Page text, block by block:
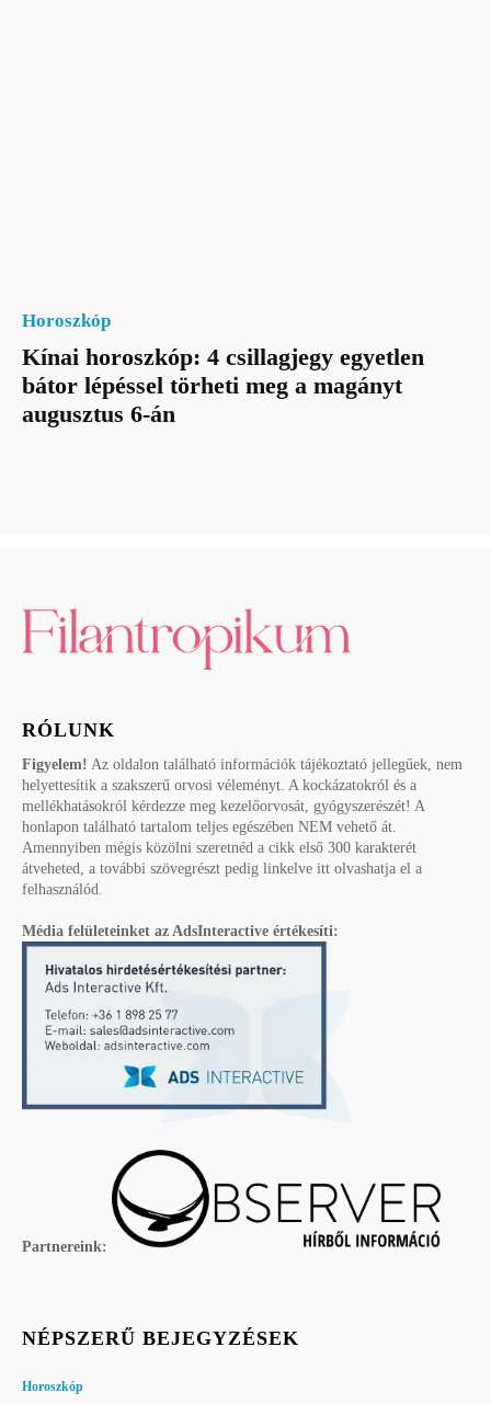
Horoszkóp
Kínai horoszkóp: 4 csillagjegy egyetlen
bátor lépéssel törheti meg a magányt
augusztus 6-án
RÓLUNK
Figyelem! Az oldalon található információk tájékoztató jellegűek, nem
helyettesítik a szakszerű orvosi véleményt. A kockázatokról és a
mellékhatásokról kérdezze meg kezelőorvosát, gyógyszerészét! A
honlapon található tartalom teljes egészében NEM vehető át.
Amennyiben mégis közölni szeretnéd a cikk első 300 karakterét
átveheted, a további szövegrészt pedig linkelve itt olvashatja el a
felhasználód.
Média felületeinket az AdsInteractive értékesíti:
Partnereink:
NÉPSZERŰ BEJEGYZÉSEK
Horoszkóp